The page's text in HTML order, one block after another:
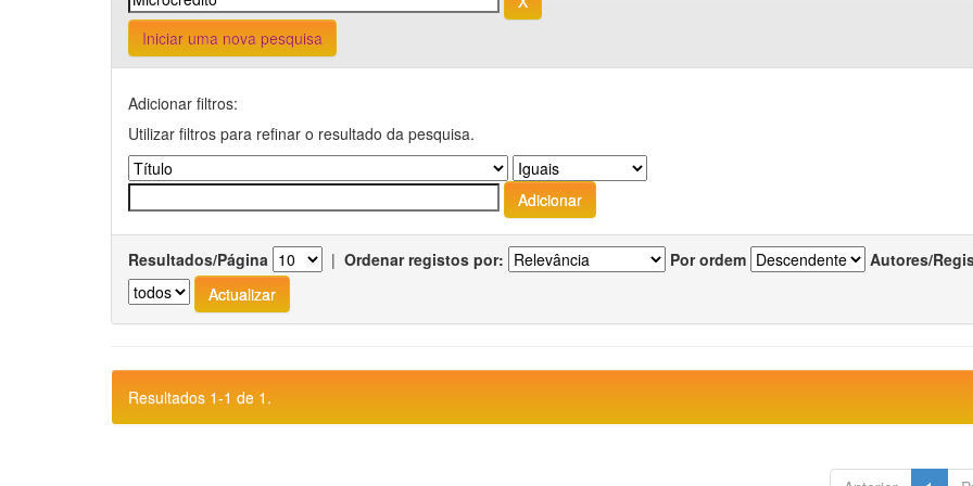
Iniciar uma nova pesquisa
Adicionar filtros:
Utilizar filtros para refinar o resultado da pesquisa.
Resultados/Página | Ordenar registos por: Por ordem Autores/
Resultados 1-1 de 1.